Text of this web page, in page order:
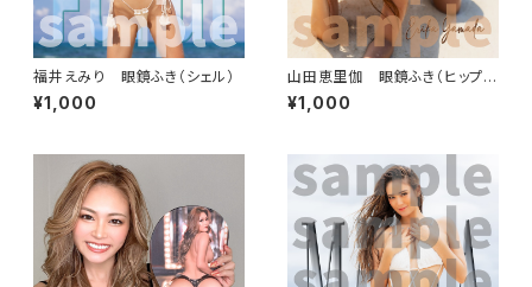
福井えみり 眼鏡ふき（シェル）
¥1,000
山田恵里伽 眼鏡ふき（ヒップサ
ンド）
¥1,000